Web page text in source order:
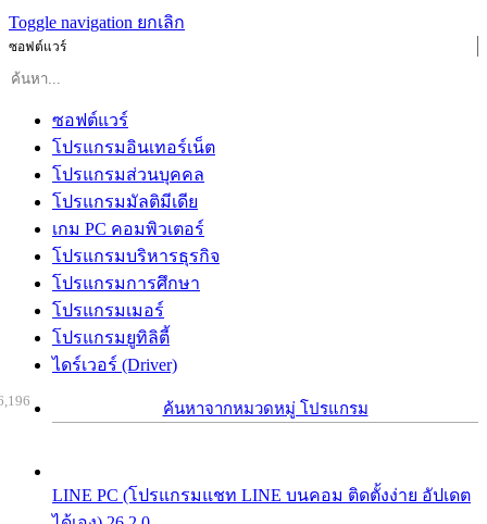
Toggle navigation ยกเลิก
ซอฟต์แวร์
ซอฟต์แวร์
โปรแกรมอินเทอร์เน็ต
โปรแกรมส่วนบุคคล
โปรแกรมมัลติมีเดีย
เกม PC คอมพิวเตอร์
โปรแกรมบริหารธุรกิจ
โปรแกรมการศึกษา
โปรแกรมเมอร์
โปรแกรมยูทิลิตี้
ไดร์เวอร์ (Driver)
ค้นหาจากหมวดหมู่ โปรแกรม
LINE PC (โปรแกรมแชท LINE บนคอม ติดตั้งง่าย อัปเดต